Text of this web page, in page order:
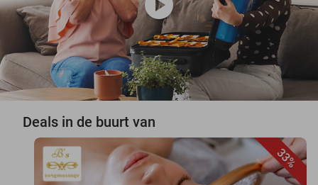
Deals in de buurt van
33%